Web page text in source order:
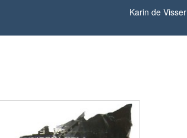
Karin de Visser